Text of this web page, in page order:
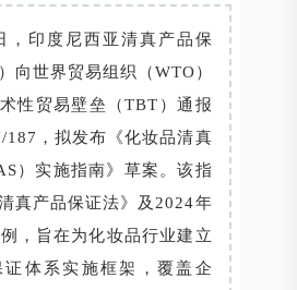
，印度尼西亚清真产品保
向世界贸易组织（WTO）
性贸易壁垒（TBT）通报
，拟发布《化妆品清真
）实施指南》草案。该指
真产品保证法》及2024年
，旨在为化妆品行业建立
体系实施框架，覆盖企